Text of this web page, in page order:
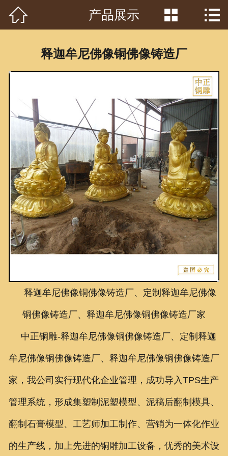
首页
客户见证
常识问答
新闻资讯
荣誉资质
泥塑鉴赏
联系我们
 产品展示  
释迦牟尼佛像铜佛像铸造厂
释迦牟尼佛像铜佛像铸造厂、定制释迦牟尼佛像
铜佛像铸造厂、释迦牟尼佛像铜佛像铸造厂家
中正铜雕-释迦牟尼佛像铜佛像铸造厂、定制释迦
牟尼佛像铜佛像铸造厂、释迦牟尼佛像铜佛像铸造厂
家 ，我公司实行现代化企业管理，成功导入TPS生产
管理系统，形成集塑制泥塑模型、泥稿后翻制模具、
翻制石膏模型、工艺师加工制作、营销为一体化作业
的生产线，加上先进的铜雕加工设备，优秀的美术设